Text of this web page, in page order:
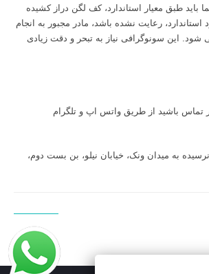
باید طبق معیار استاندارد، کف لگن دراز کشیده
استاندارد، رعایت نشده باشد، مادر مجبور به انجام
شود. این سونوگرافی نیاز به تبحر و دقت زیادی
تماس باشید از طریق واتس اپ و تلگرام
به میدان ونک، خیابان نیلو، بن بست دوم،